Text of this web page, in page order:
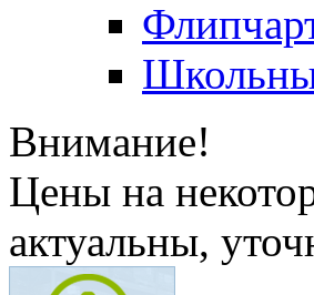
Внимание!
Цены на
актуальны,